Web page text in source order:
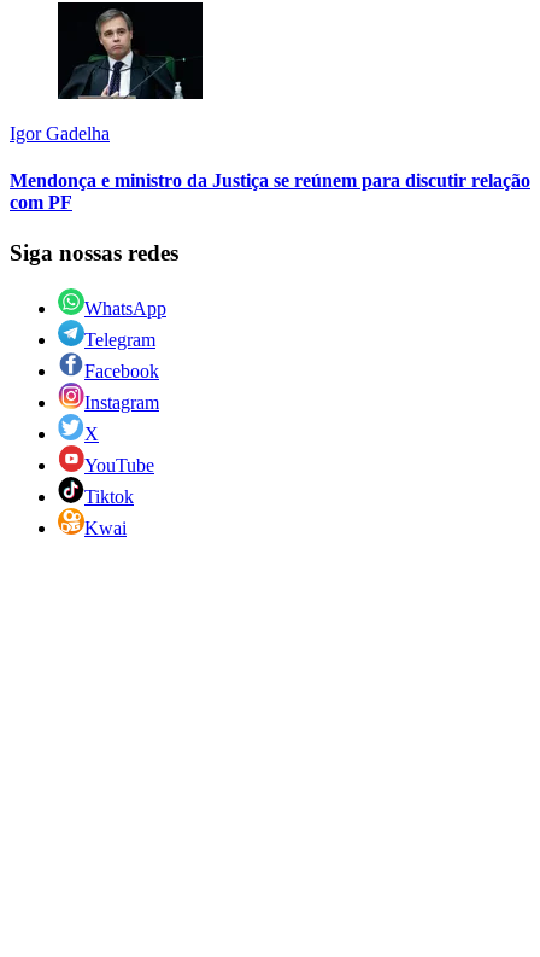
Igor Gadelha
Mendonça e ministro da Justiça se reúnem para discutir relação
com PF
Siga nossas redes
WhatsApp
Telegram
Facebook
Instagram
X
YouTube
Tiktok
Kwai